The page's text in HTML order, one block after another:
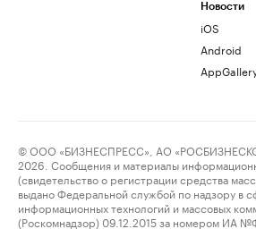
Новости
iOS
Android
© ООО «БИЗНЕСПРЕСС», АО
2026. Сообщения и материалы
(свидетельство о регистрации средства
выдано Федеральной службой по надзору в
информационных технологий и массовых
(Роскомнадзор) 09.12.2015 за номером ИА